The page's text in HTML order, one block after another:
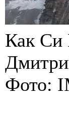
Как Си
Фото: